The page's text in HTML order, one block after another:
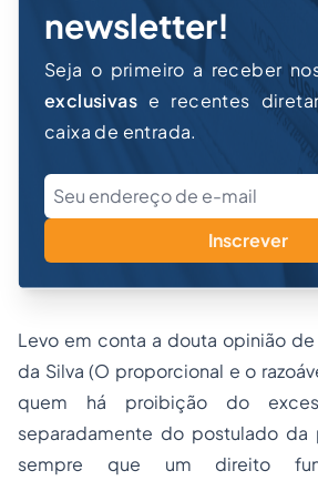
newsletter!
Seja o primeiro a receber
exclusivas e recentes
caixa de entrada.
Inscrever
Levo em conta a douta opinião de
da Silva (O proporcional e o
quem há proibição do
separadamente do postulado da
sempre que um direito